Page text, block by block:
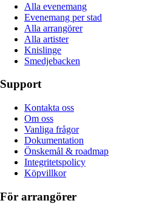
Alla evenemang
Evenemang per stad
Alla arrangörer
Alla artister
Knislinge
Smedjebacken
Support
Kontakta oss
Om oss
Vanliga frågor
Dokumentation
Önskemål & roadmap
Integritetspolicy
Köpvillkor
För arrangörer